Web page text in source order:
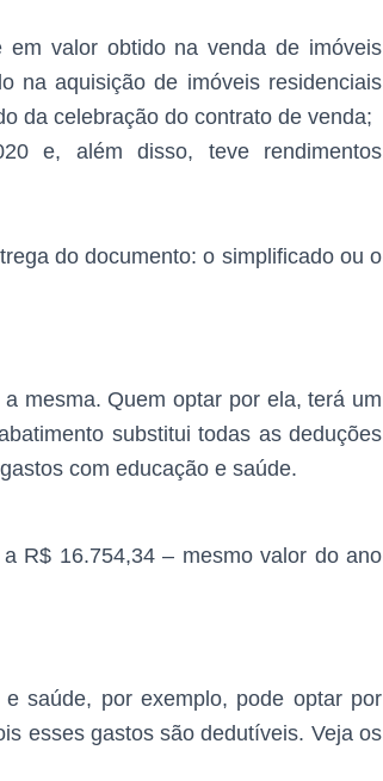
em valor obtido na venda de imóveis
na aquisição de imóveis residenciais
da celebração do contrato de venda;
e, além disso, teve rendimentos
do documento: o simplificado ou o
mesma. Quem optar por ela, terá um
substitui todas as deduções
com educação e saúde.
R$ 16.754,34 – mesmo valor do ano
saúde, por exemplo, pode optar por
esses gastos são dedutíveis. Veja os